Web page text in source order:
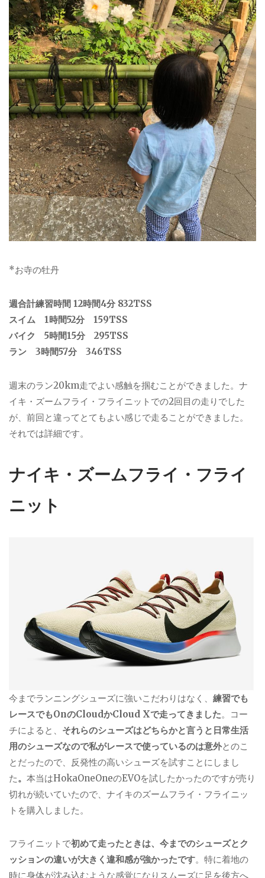
*お寺の牡丹
週合計練習時間 12時間4分 832TSS
スイム 1時間52分 159TSS
バイク 5時間15分 295TSS
ラン 3時間57分 346TSS
週末のラン20km走でよい感触を掴むことができました。ナ
イキ・ズームフライ・フライニットでの2回目の走りでした
が、前回と違ってとてもよい感じで走ることができました。
それでは詳細です。
ナイキ・ズームフライ・フライ
ニット
今までランニングシューズに強いこだわりはなく、 練習でも
レースでもOnのCloudかCloud Xで走ってきました。コー
チによると、 それらのシューズはどちらかと言うと日常生活
用のシューズなので私がレースで使っているのは意外とのこ
とだったので、反発性の高いシューズを試すことにしまし
た。 本当はHokaOneOneのEVOを試したかったのですが売り
切れが続いていたので、ナイキのズームフライ・フライニッ
トを購入しました。
フライニットで初めて走ったときは、今までのシューズとク
ッションの違いが大きく違和感が強かったです。特に着地の
時に身体が沈み込むような感覚になりスムーズに足を後方へ